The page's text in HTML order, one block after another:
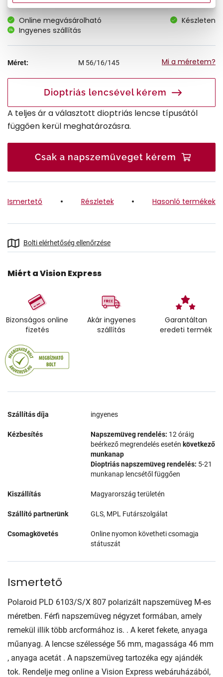
Online megvásárolható
Készleten
Ingyenes szállítás
Méret: M 56/16/145 Mi a méretem?
Dioptriás lencsével kérem
A teljes ár a választott dioptriás lencse típusától
függően kerül meghatározásra.
Csak a napszemüveget kérem
Ismertető Részletek Hasonló termékek
Bolti elérhetőség ellenőrzése
Miért a Vision Express
Bizonságos online
fizetés
Akár ingyenes
szállítás
Garantáltan
eredeti termék
Szállítás díja ingyenes
Kézbesítés Napszemüveg rendelés: 12 óráig
beérkező megrendelés esetén következő
munkanap
Dioptriás napszemüveg rendelés: 5-21
munkanap lencsétől függően
Kiszállítás Magyarország területén
Szállító partnerünk GLS, MPL Futárszolgálat
Csomagkövetés
Online nyomon követheti csomagja
státuszát
Ismertető
Polaroid PLD 6103/S/X 807 polarizált napszemüveg M-es
méretben. Férfi napszemüveg négyzet formában, amely
remekül illik több arcformához is. . A keret fekete, anyaga
műanyag. A lencse szélessége 56 mm, magassága 46 mm
, anyaga acetát . A napszemüveg tartozéka egy ajándék
tok. Rendelje meg online a Vision Express webáruházából,